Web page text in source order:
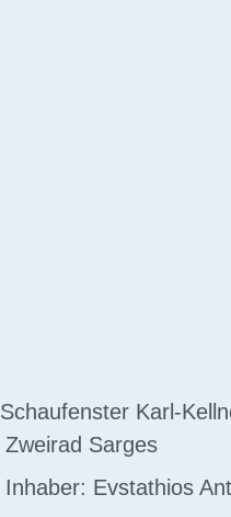
Schaufenster Karl-
Zweirad Sarges
Inhaber: Evstathios